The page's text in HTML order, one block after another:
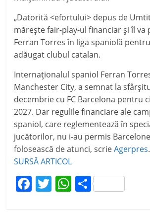
„Datorită <efortului> depus de
măreşte fair-play-ul financiar şi îl va
Ferran Torres în liga spaniolă pentru
adăugat clubul catalan.
Internaţionalul spaniol Ferran
Manchester City, a semnat la
decembrie cu FC Barcelona pentru
2027. Dar regulile financiare ale
spaniol, care reglementează în
jucătorilor, nu i-au permis
folosească de atunci, scrieAgerpres.
SURSĂ ARTICOL
F T W P